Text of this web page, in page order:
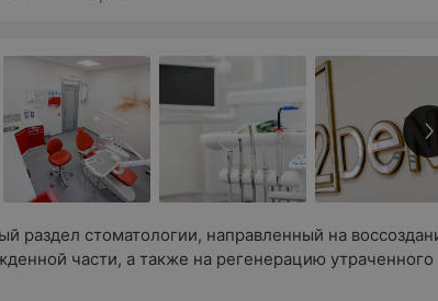
раздел стоматологии, направленный на
части, а также на регенерацию утраченного